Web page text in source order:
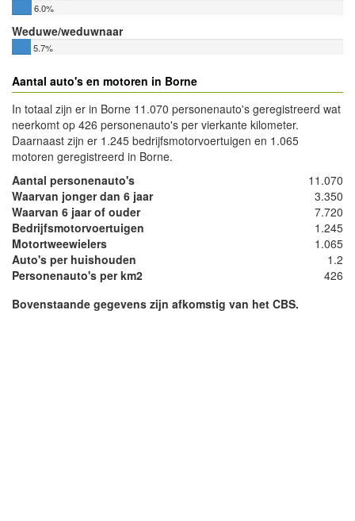
6.0%
Weduwe/weduwnaar
5.7%
Aantal auto's en motoren in Borne
In totaal zijn er in Borne 11.070 personenauto's geregistreerd wat
neerkomt op 426 personenauto's per vierkante kilometer.
Daarnaast zijn er 1.245 bedrijfsmotorvoertuigen en 1.065
motoren geregistreerd in Borne.
Aantal personenauto's
11.070
Waarvan jonger dan 6 jaar
3.350
Waarvan 6 jaar of ouder
7.720
Bedrijfsmotorvoertuigen
1.245
Motortweewielers
1.065
Auto's per huishouden
1.2
Personenauto's per km2
426
Bovenstaande gegevens zijn afkomstig van het CBS.